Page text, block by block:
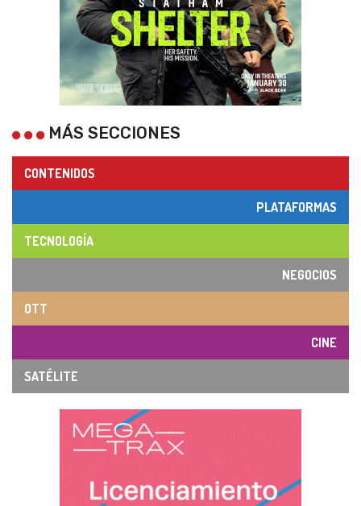
MÁS SECCIONES
CONTENIDOS
PLATAFORMAS
TECNOLOGÍA
NEGOCIOS
OTT
CINE
SATÉLITE